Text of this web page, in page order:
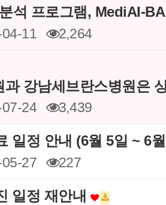
석 프로그램, MediAI-
11 2,264
과 강남세브란스병원은
24 3,439
일정 안내 (6월 5일 ~ 6
27 227
일정 재안내